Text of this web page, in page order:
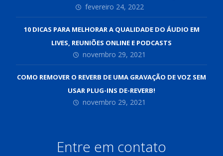
fevereiro 24, 2022
10 DICAS PARA MELHORAR A QUALIDADE DO ÁUDIO EM
LIVES, REUNIÕES ONLINE E PODCASTS
novembro 29, 2021
COMO REMOVER O REVERB DE UMA GRAVAÇÃO DE VOZ SEM
USAR PLUG-INS DE-REVERB!
novembro 29, 2021
Entre em contato